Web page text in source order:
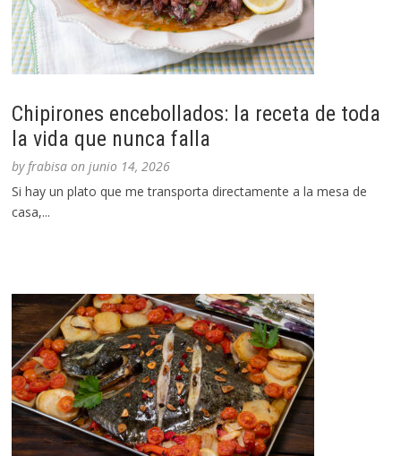
Chipirones encebollados: la receta de toda
la vida que nunca falla
byfrabisa onjunio 14, 2026
Si hay un plato que me transporta directamente a la mesa de
casa,...